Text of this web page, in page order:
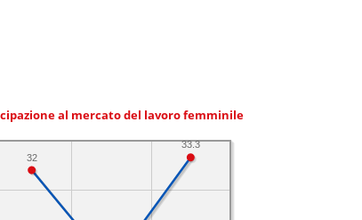
al mercato del lavoro femminile
33.3
32